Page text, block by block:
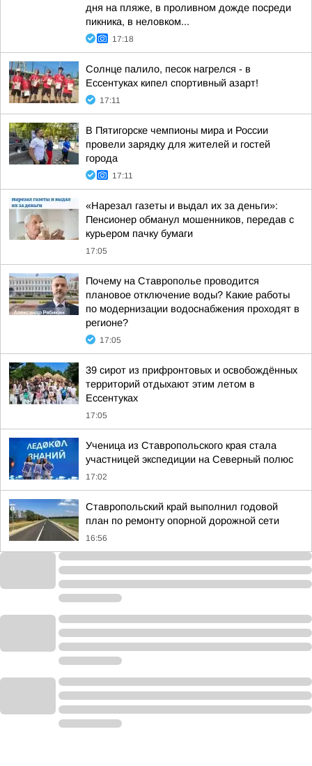
дня на пляже, в проливном дожде посреди
пикника, в неловком...
17:18
Солнце палило, песок нагрелся - в
Ессентуках кипел спортивный азарт!
17:11
В Пятигорске чемпионы мира и России
провели зарядку для жителей и гостей
города
17:11
«Нарезал газеты и выдал их за деньги»:
Пенсионер обманул мошенников, передав с
курьером пачку бумаги
17:05
Почему на Ставрополье проводится
плановое отключение воды? Какие работы
по модернизации водоснабжения проходят в
регионе?
17:05
39 сирот из прифронтовых и освобождённых
территорий отдыхают этим летом в
Ессентуках
17:05
Ученица из Ставропольского края стала
участницей экспедиции на Северный полюс
17:02
Ставропольский край выполнил годовой
план по ремонту опорной дорожной сети
16:56